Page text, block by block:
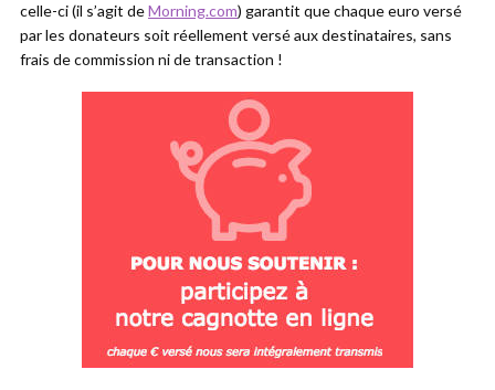
celle-ci (il s’agit deMorning.com) garantit que chaque euro versé
par les donateurs soit réellement versé aux destinataires, sans
frais de commission ni de transaction !